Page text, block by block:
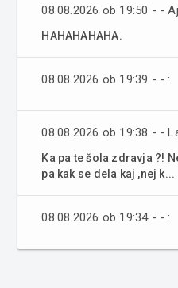
08.08.2026 ob 19:50 - -
HAHAHAHAHA.
08.08.2026 ob 19:39 - - :
08.08.2026 ob 19:38 - -
Ka pa te šola zdravja ?!
pa kak se dela kaj ,nej k...
08.08.2026 ob 19:34 - - :